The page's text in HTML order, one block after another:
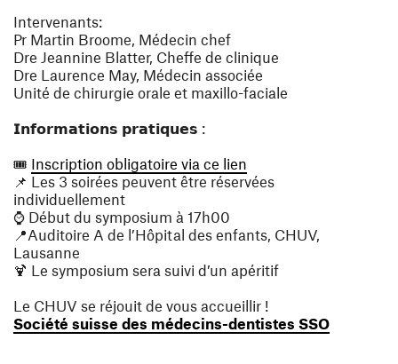
Intervenants:
Pr Martin Broome, Médecin chef
Dre Jeannine Blatter, Cheffe de clinique
Dre Laurence May, Médecin associée
Unité de chirurgie orale et maxillo-faciale
𝗜𝗻𝗳𝗼𝗿𝗺𝗮𝘁𝗶𝗼𝗻𝘀 𝗽𝗿𝗮𝘁𝗶𝗾𝘂𝗲𝘀 :
🎟️ Inscription obligatoire via ce lien
📌 Les 3 soirées peuvent être réservées
individuellement
⌚️ Début du symposium à 17h00
📍Auditoire A de l’Hôpital des enfants, CHUV,
Lausanne
🍹 Le symposium sera suivi d’un apéritif
Le CHUV se réjouit de vous accueillir !
Société suisse des médecins-dentistes SSO(ouvre